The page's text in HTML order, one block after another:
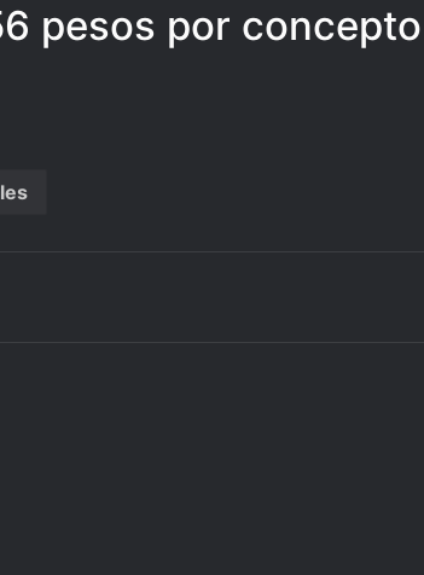
pesos por concepto